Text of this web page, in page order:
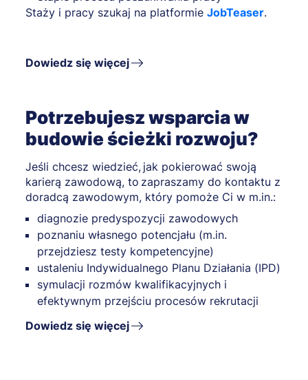
Staży i pracy szukaj na platformie JobTeaser.
Dowiedz się więcej
Potrzebujesz wsparcia w
budowie ścieżki rozwoju?
Jeśli chcesz wiedzieć, jak pokierować swoją
karierą zawodową, to zapraszamy do kontaktu z
doradcą zawodowym, który pomoże Ci w m.in.:
diagnozie predyspozycji zawodowych
poznaniu własnego potencjału (m.in.
przejdziesz testy kompetencyjne)
ustaleniu Indywidualnego Planu Działania (IPD)
symulacji rozmów kwalifikacyjnych i
efektywnym przejściu procesów rekrutacji
Dowiedz się więcej